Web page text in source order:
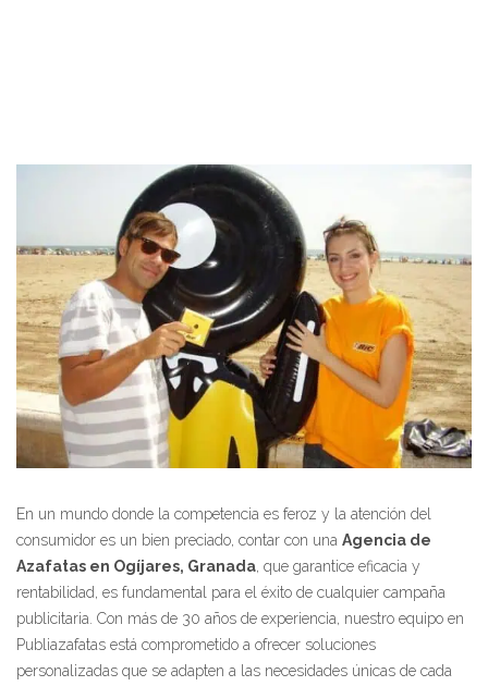
En un mundo donde la competencia es feroz y la atención del
consumidor es un bien preciado, contar con una Agencia de
Azafatas en Ogíjares, Granada , que garantice eficacia y
rentabilidad, es fundamental para el éxito de cualquier campaña
publicitaria. Con más de 30 años de experiencia, nuestro equipo en
Publiazafatas está comprometido a ofrecer soluciones
personalizadas que se adapten a las necesidades únicas de cada